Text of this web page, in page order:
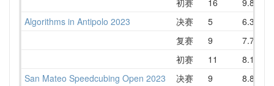
Algorithms in Antipolo 2023
决赛 5
6.34
复赛
9
7.75
初赛
11
8.12
San Mateo Speedcubing Open 2023
决赛 9
8.84